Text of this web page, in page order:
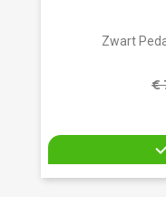
Zwart
€